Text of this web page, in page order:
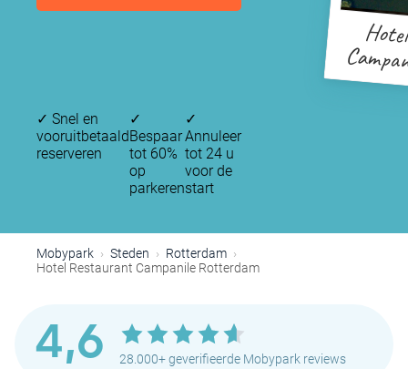
✓ Snel en
vooruitbetaald
reserveren
✓
Bespaar
tot 60%
op
parkeren
✓
Annuleer
tot 24 u
voor de
start
Mobypark Steden
Rotterdam
Hotel Restaurant Campanile Rotterdam
4,6 28.000+ geverifieerde Mobypark reviews